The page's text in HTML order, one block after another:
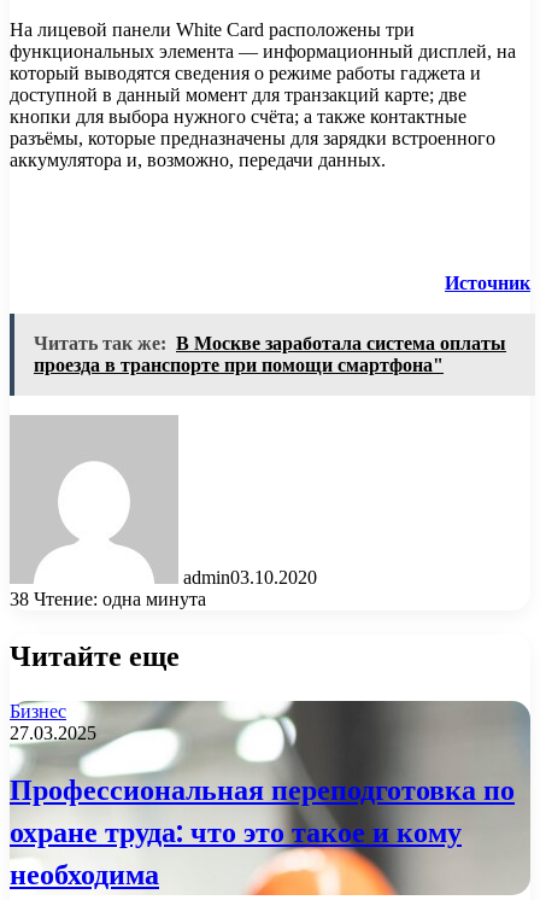
На лицевой панели White Card расположены три
функциональных элемента — информационный дисплей, на
который выводятся сведения о режиме работы гаджета и
доступной в данный момент для транзакций карте; две
кнопки для выбора нужного счёта; а также контактные
разъёмы, которые предназначены для зарядки встроенного
аккумулятора и, возможно, передачи данных.
Источник
Читать так же: В Москве заработала система оплаты
проезда в транспорте при помощи смартфона"
admin03.10.2020
38 Чтение: одна минута
Читайте еще
Бизнес
27.03.2025
Профессиональная переподготовка по
охране труда: что это такое и кому
необходима